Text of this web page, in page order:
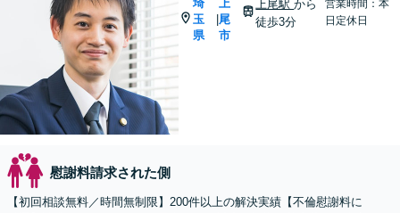
埼
玉
県
上
尾
市
上尾駅から
徒歩3分
営業時間：本
日定休日
慰謝料請求された側
【初回相談無料／時間無制限】200件以上の解決実績【不倫慰謝料に